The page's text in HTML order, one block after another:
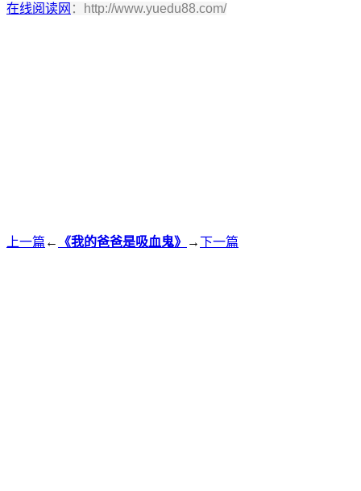
在线阅读网 ：http://www.yuedu88.com/
上一篇 ← 《我的爸爸是吸血鬼》 →下一篇